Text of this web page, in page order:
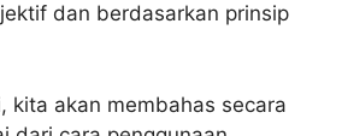
dan berdasarkan prinsip
kita akan membahas secara